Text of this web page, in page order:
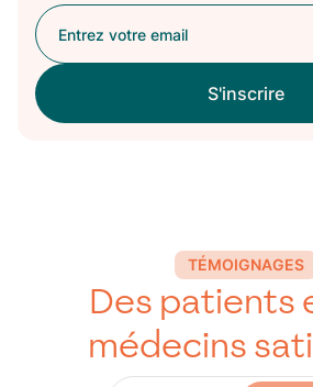
TÉMOIGNAGES
Des patients
médecins